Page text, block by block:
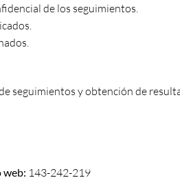
de los seguimientos.
seguimientos y obtención de
web: 143-242-219